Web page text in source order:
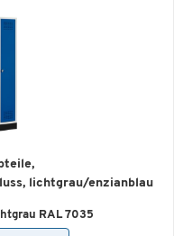
lichtgrau/enzianblau
RAL 7035